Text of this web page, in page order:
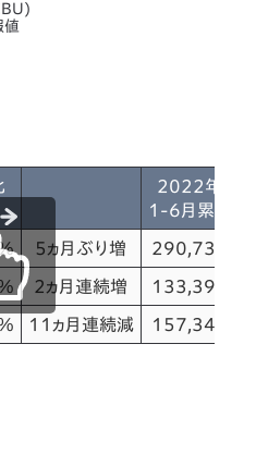
値
2022年
1-6月累計
5ヵ月ぶり増 290,738
2ヵ月連続増 133,393
11ヵ月連続減 157,345